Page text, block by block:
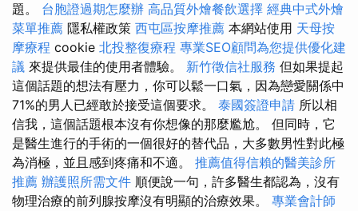
題。 台胞證過期怎麼辦 高品質外燴餐飲選擇 經典中式外燴
菜單推薦 隱私權政策 西屯區按摩推薦 本網站使用 天母按
摩療程 cookie 北投整復療程 專業SEO顧問為您提供優化建
議 來提供最佳的使用者體驗。 新竹徵信社服務 但如果提起
這個話題的想法有壓力，你可以鬆一口氣，因為戀愛關係中
71%的男人已經敢於接受這個要求。 泰國簽證申請 所以相
信我，這個話題根本沒有你想像的那麼尷尬。 但同時，它
是醫生進行的手術的一個很好的替代品，大多數男性對此極
為消極，並且感到疼痛和不適。 推薦值得信賴的醫美診所
推薦 辦護照所需文件 順便說一句，許多醫生都認為，沒有
物理治療的前列腺按摩沒有明顯的治療效果。 專業會計師